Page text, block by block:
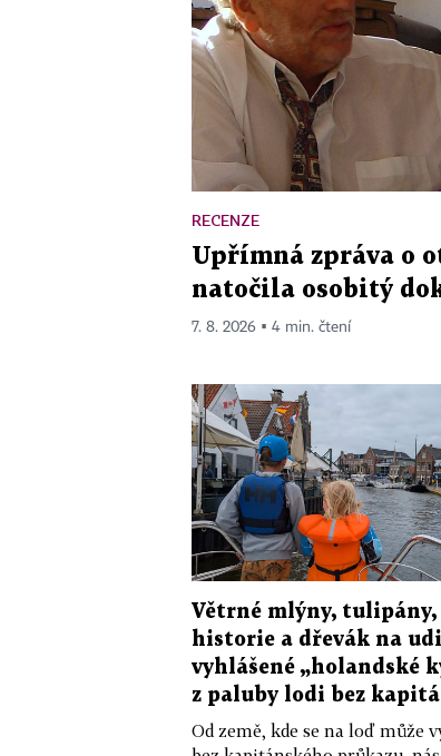
Upřímná zpráva o
natočila osobitý
RECENZE
7. 8. 2026 ▪ 4 min. čtení
Větrné mlýny, tulipány,
historie a dřevák na
vyhlášené „holandské
z paluby lodi bez
Od země, kde se na loď může